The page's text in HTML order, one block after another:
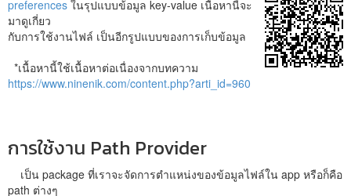
preferences ในรุปแบบข้อมูล key-value เนื้อหานี้จะ
มาดูเกี่ยว
กับการใช้งานไฟล์ เป็นอีกรูปแบบของการเก็บข้อมูล
*เนื้อหานี้ใช้เนื้อหาต่อเนื่องจากบทความ
https://www.ninenik.com/content.php?arti_id=960
การใช้งาน Path Provider
เป็น package ที่เราจะจัดการตำแหน่งของข้อมูลไฟล์ใน app หรือก็คือ
path ต่างๆ